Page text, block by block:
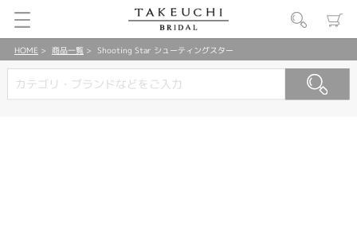
HOME 商品一覧 Shooting Star シューティングスター